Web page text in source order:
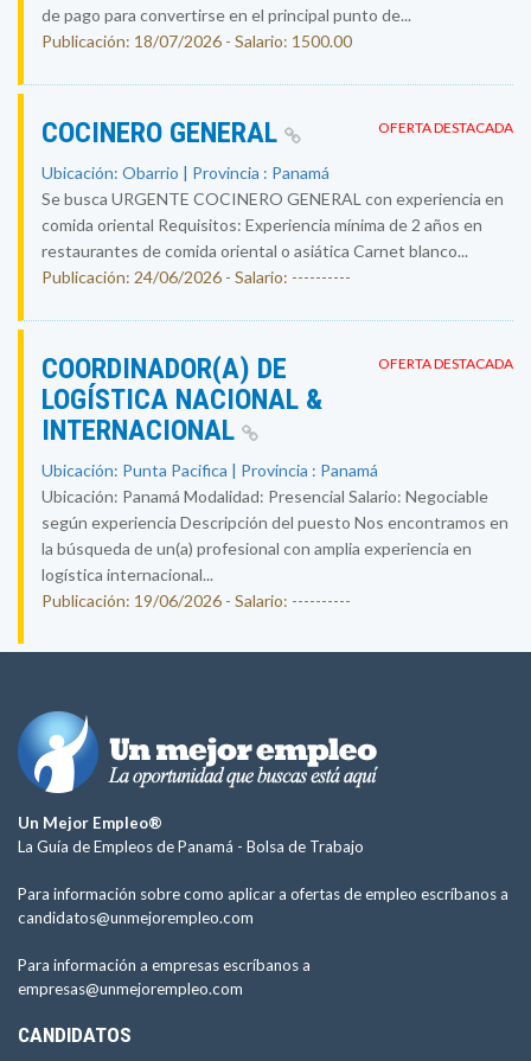
de pago para convertirse en el principal punto de...
Publicación: 18/07/2026 - Salario: 1500.00
OFERTA DESTACADA
COCINERO GENERAL
Ubicación: Obarrio | Provincia : Panamá
Se busca URGENTE COCINERO GENERAL con experiencia en
comida oriental Requisitos: Experiencia mínima de 2 años en
restaurantes de comida oriental o asiática Carnet blanco...
Publicación: 24/06/2026 - Salario: ----------
OFERTA DESTACADA
COORDINADOR(A) DE
LOGÍSTICA NACIONAL &
INTERNACIONAL
Ubicación: Punta Pacifica | Provincia : Panamá
Ubicación: Panamá Modalidad: Presencial Salario: Negociable
según experiencia Descripción del puesto Nos encontramos en
la búsqueda de un(a) profesional con amplia experiencia en
logística internacional...
Publicación: 19/06/2026 - Salario: ----------
Un Mejor Empleo®
La Guía de Empleos de Panamá - Bolsa de Trabajo
Para información sobre como aplicar a ofertas de empleo escríbanos a
candidatos@unmejorempleo.com
Para información a empresas escríbanos a
empresas@unmejorempleo.com
CANDIDATOS